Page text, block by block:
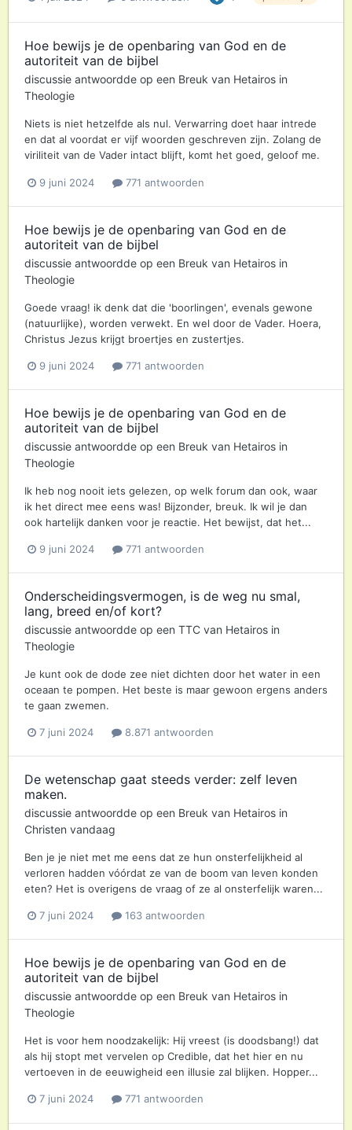
Hoe bewijs je de openbaring van God en de
autoriteit van de bijbel
discussie antwoordde op een Breuk van Hetairos in
Theologie
Niets is niet hetzelfde als nul. Verwarring doet haar intrede
en dat al voordat er vijf woorden geschreven zijn. Zolang de
viriliteit van de Vader intact blijft, komt het goed, geloof me.
9 juni 2024 771 antwoorden
Hoe bewijs je de openbaring van God en de
autoriteit van de bijbel
discussie antwoordde op een Breuk van Hetairos in
Theologie
Goede vraag! ik denk dat die 'boorlingen', evenals gewone
(natuurlijke), worden verwekt. En wel door de Vader. Hoera,
Christus Jezus krijgt broertjes en zustertjes.
9 juni 2024 771 antwoorden
Hoe bewijs je de openbaring van God en de
autoriteit van de bijbel
discussie antwoordde op een Breuk van Hetairos in
Theologie
Ik heb nog nooit iets gelezen, op welk forum dan ook, waar
ik het direct mee eens was! Bijzonder, breuk. Ik wil je dan
ook hartelijk danken voor je reactie. Het bewijst, dat het...
9 juni 2024 771 antwoorden
Onderscheidingsvermogen, is de weg nu smal,
lang, breed en/of kort?
discussie antwoordde op een TTC van Hetairos in
Theologie
Je kunt ook de dode zee niet dichten door het water in een
oceaan te pompen. Het beste is maar gewoon ergens anders
te gaan zwemen.
7 juni 2024 8.871 antwoorden
De wetenschap gaat steeds verder: zelf leven
maken.
discussie antwoordde op een Breuk van Hetairos in
Christen vandaag
Ben je je niet met me eens dat ze hun onsterfelijkheid al
verloren hadden vóórdat ze van de boom van leven konden
eten? Het is overigens de vraag of ze al onsterfelijk waren...
7 juni 2024 163 antwoorden
Hoe bewijs je de openbaring van God en de
autoriteit van de bijbel
discussie antwoordde op een Breuk van Hetairos in
Theologie
Het is voor hem noodzakelijk: Hij vreest (is doodsbang!) dat
als hij stopt met vervelen op Credible, dat het hier en nu
vertoeven in de eeuwigheid een illusie zal blijken. Hopper...
7 juni 2024 771 antwoorden